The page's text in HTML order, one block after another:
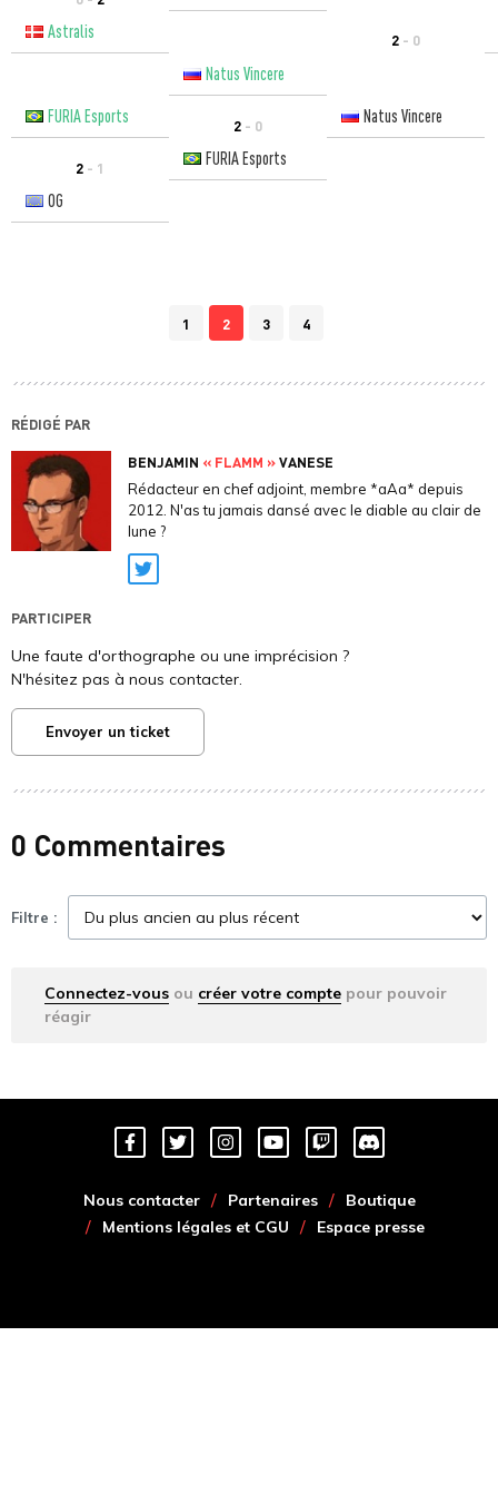
Astralis
2 - 0
Natus Vincere
FURIA Esports
2 - 0 Natus Vincere
2 - 1
FURIA Esports
OG
1 2 3 4
RÉDIGÉ PAR
BENJAMIN « FLAMM »VANESE
Rédacteur en chef adjoint, membre *aAa* depuis
2012. N'as tu jamais dansé avec le diable au clair de
lune ?
Twitter
PARTICIPER
Une faute d'orthographe ou une imprécision ?
N'hésitez pas à nous contacter.
Envoyer un ticket
0 Commentaires
Filtre :
Connectez-vous ou créer votre compte pour pouvoir
réagir
Nous contacter Partenaires
Boutique
Mentions légales et CGU
Espace presse